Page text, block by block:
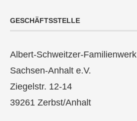
GESCHÄFTSSTELLE
Albert-Schweitzer-Familienwerk
Sachsen-Anhalt e.V.
Ziegelstr. 12-14
39261 Zerbst/Anhalt